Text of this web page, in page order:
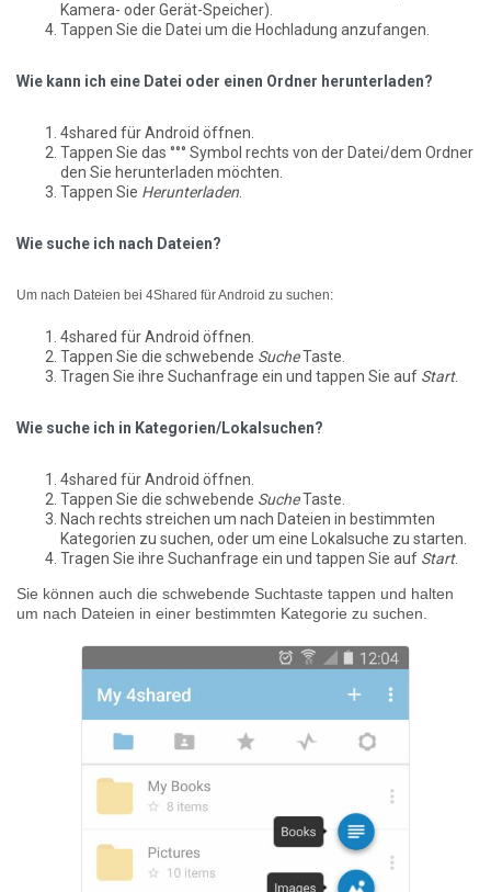
Kamera- oder Gerät-Speicher).
Tappen Sie die Datei um die Hochladung anzufangen.
Wie kann ich eine Datei oder einen Ordner herunterladen?
4shared für Android öffnen.
Tappen Sie das °°° Symbol rechts von der Datei/dem Ordner
den Sie herunterladen möchten.
Tappen Sie Herunterladen
Wie suche ich nach Dateien?
Um nach Dateien bei 4Shared für Android zu suchen:
4shared für Android öffnen.
Tappen Sie die schwebende SucheTaste.
Tragen Sie ihre Suchanfrage ein und tappen Sie auf Start.
Wie suche ich in Kategorien/Lokalsuchen?
4shared für Android öffnen.
Tappen Sie die schwebende SucheTaste.
Nach rechts streichen um nach Dateien in bestimmten
Kategorien zu suchen, oder um eine Lokalsuche zu starten.
Tragen Sie ihre Suchanfrage ein und tappen Sie auf Start.
Sie können auch die schwebende Suchtaste tappen und halten
um nach Dateien in einer bestimmten Kategorie zu suchen.